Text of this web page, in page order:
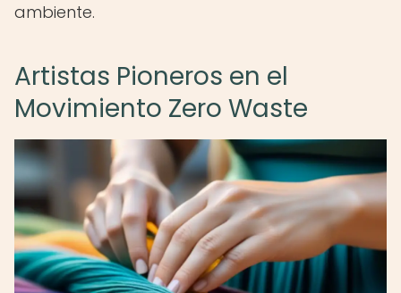
ambiente.
Artistas Pioneros en el
Movimiento Zero Waste